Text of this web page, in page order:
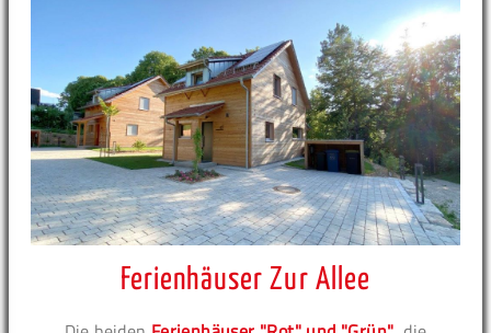
Ferienhäuser Zur Allee